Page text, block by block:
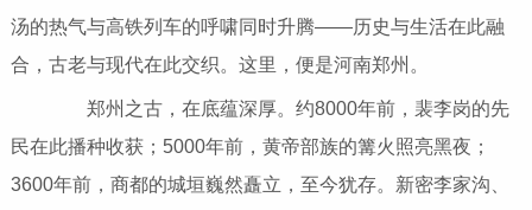
汤的热气与高铁列车的呼啸同时升腾——历史与生活在此融
合，古老与现代在此交织。这里，便是河南郑州。
郑州之古，在底蕴深厚。约8000年前，裴李岗的先
民在此播种收获；5000年前，黄帝部族的篝火照亮黑夜；
3600年前，商都的城垣巍然矗立，至今犹存。新密李家沟、